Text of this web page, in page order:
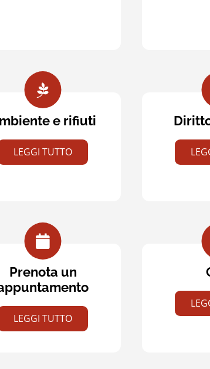
e rifiuti
LEGGI TUTTO
Prenota un
LEGGI TUTTO